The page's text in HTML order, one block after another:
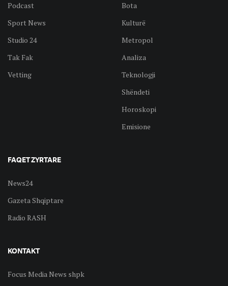
Podcast
Sport News
Studio 24
Tak Fak
Vetting
Bota
Kulturë
Metropol
Analiza
Teknologji
Shëndeti
Horoskopi
Emisione
FAQET ZYRTARE
News24
Gazeta Shqiptare
Radio RASH
KONTAKT
Focus Media News shpk